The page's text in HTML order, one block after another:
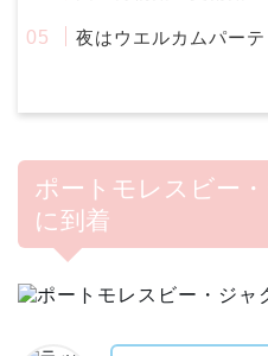
夜はウエルカムパーテ
ポートモレスビー
に到着